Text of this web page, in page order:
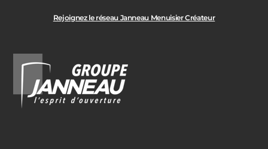
Rejoignez le réseau Janneau Menuisier Créateur